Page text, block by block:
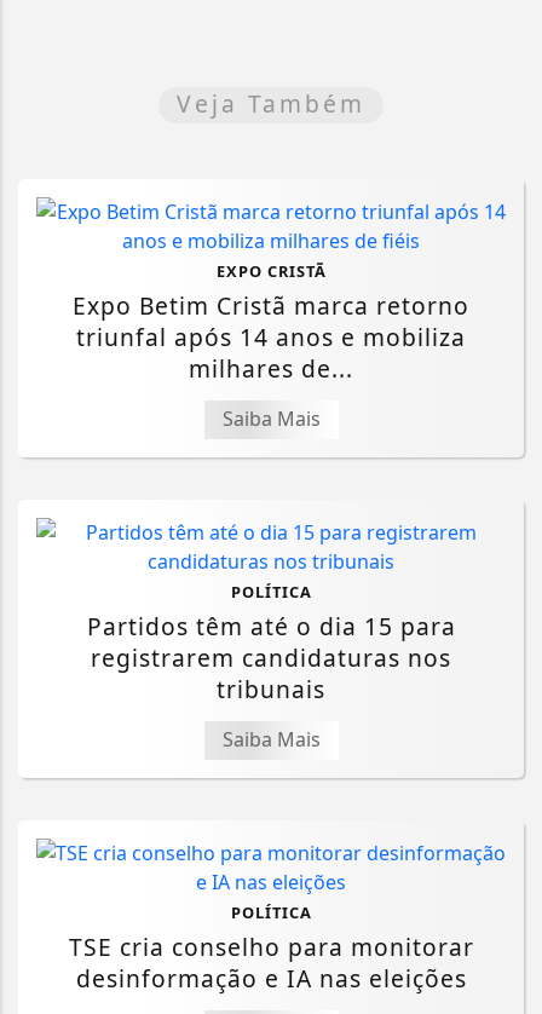
Veja Também
EXPO CRISTÃ
Expo Betim Cristã marca retorno
triunfal após 14 anos e mobiliza
milhares de...
Saiba Mais
POLÍTICA
Partidos têm até o dia 15 para
registrarem candidaturas nos
tribunais
Saiba Mais
POLÍTICA
TSE cria conselho para monitorar
desinformação e IA nas eleições